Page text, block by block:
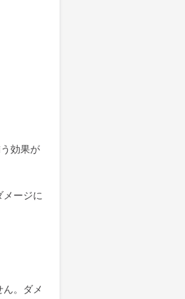
効果が
メージに
。ダメ